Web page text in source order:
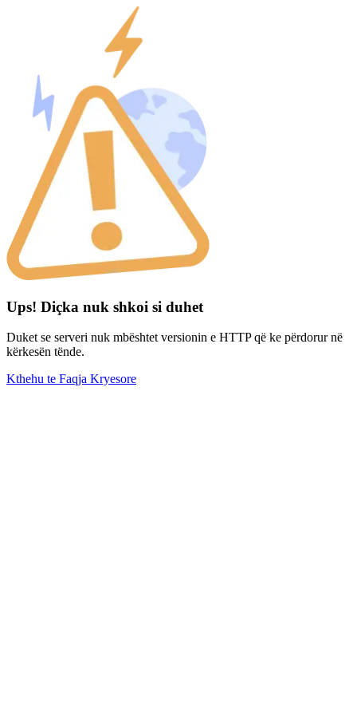
Ups! Diçka nuk shkoi si duhet
Duket se serveri nuk mbështet versionin e HTTP që ke përdorur në
kërkesën tënde.
Kthehu te Faqja Kryesore